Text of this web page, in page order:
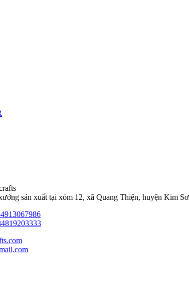
sản xuất tại xóm 12, xã Quang Thiện, huyện Kim